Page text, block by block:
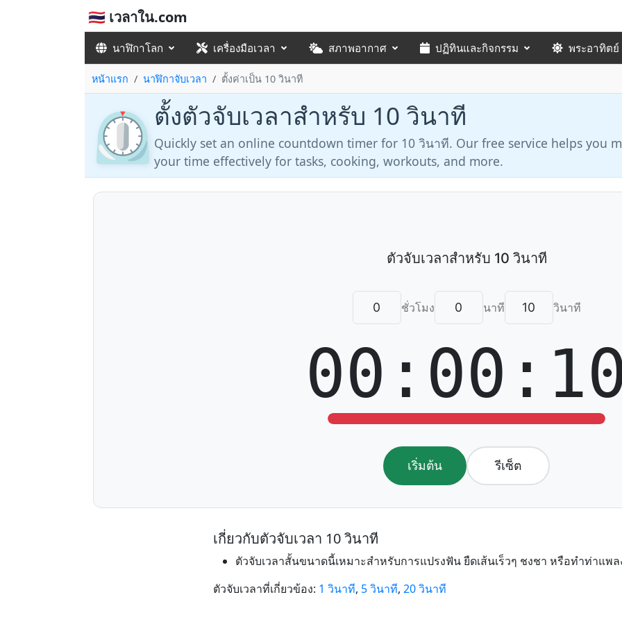
🇹🇭 เวลาใน.com
นาฬิกาโลก เครื่องมือเวลา สภาพอากาศ ปฏิทินและกิจกรรม พระอาทิตย์
หน้าแรก นาฬิกาจับเวลา ตั้งค่าเป็น 10 วินาที
⏲️ตั้งตัวจับเวลาสำหรับ 10 วินาที
Quickly set an online countdown timer for 10 วินาที. Our free service helps you
your time effectively for tasks, cooking, workouts, and more.
ชั่วโมง นาที วินาที
เริ่มต้น รีเซ็ต
เกี่ยวกับตัวจับเวลา 10 วินาที
ตัวจับเวลาสั้นขนาดนี้เหมาะสำหรับการแปรงฟัน ยืดเส้นเร็วๆ ชงชา หรือทำท่าแพล
ตัวจับเวลาที่เกี่ยวข้อง: 1 วินาที, 5 วินาที, 20 วินาที